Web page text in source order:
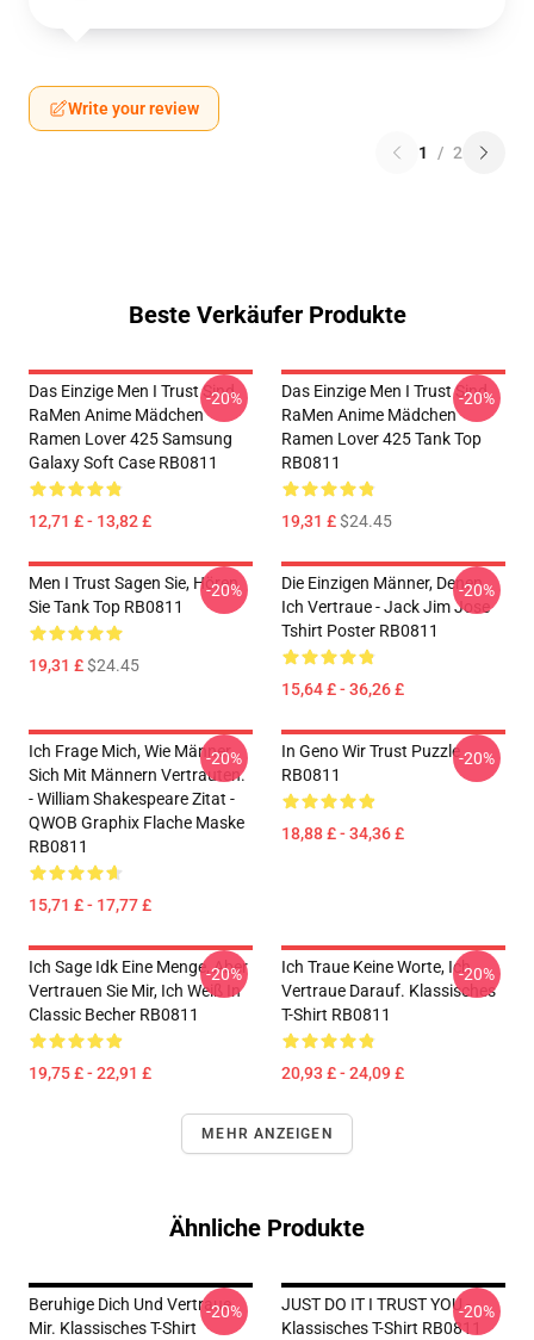
Write your review
1 / 2
Beste Verkäufer Produkte
Das Einzige Men I Trust Sind
RaMen Anime Mädchen
Ramen Lover 425 Samsung
Galaxy Soft Case RB0811
12,71 £ - 13,82 £
-20%
Das Einzige Men I Trust Sind
RaMen Anime Mädchen
Ramen Lover 425 Tank Top
RB0811
19,31 £$24.45
-20%
Men I Trust Sagen Sie, Hören
Sie Tank Top RB0811
19,31 £$24.45
-20%
Die Einzigen Männer, Denen
Ich Vertraue - Jack Jim Jose
Tshirt Poster RB0811
15,64 £ - 36,26 £
-20%
Ich Frage Mich, Wie Männer
Sich Mit Männern Vertrauten.
- William Shakespeare Zitat -
QWOB Graphix Flache Maske
RB0811
15,71 £ - 17,77 £
-20%
In Geno Wir Trust Puzzle
RB0811
18,88 £ - 34,36 £
-20%
Ich Sage Idk Eine Menge, Aber
Vertrauen Sie Mir, Ich Weiß In
Classic Becher RB0811
19,75 £ - 22,91 £
-20%
Ich Traue Keine Worte, Ich
Vertraue Darauf. Klassisches
T-Shirt RB0811
20,93 £ - 24,09 £
-20%
MEHR ANZEIGEN
Ähnliche Produkte
Beruhige Dich Und Vertraue
Mir. Klassisches T-Shirt
-20%
JUST DO IT I TRUST YOU -
Klassisches T-Shirt RB0811
-20%